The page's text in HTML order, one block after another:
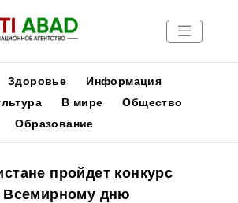
Здоровье
Информация
В мире
Общество
Образование
пройдет конкурс
Всемирному дню